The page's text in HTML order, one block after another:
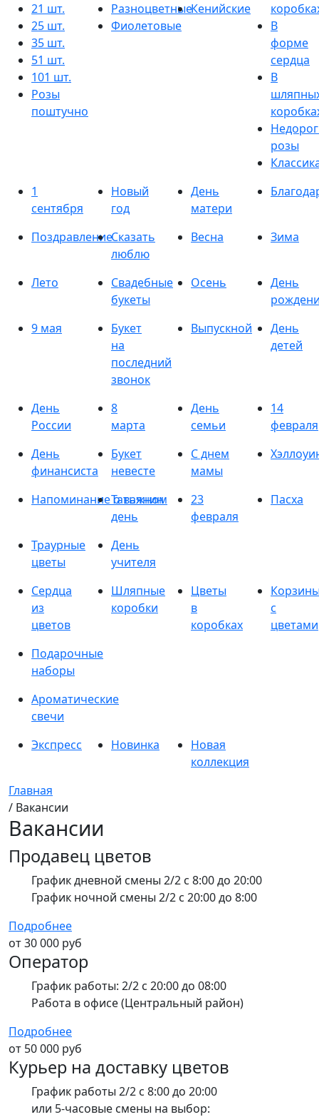
21 шт.
25 шт.
35 шт.
51 шт.
101 шт.
Розы
поштучно
Разноцветные
Фиолетовые
Кенийские
В
форме
сердца
В
розы
1
сентября
Новый
год
День
матери
ПоздравлениеСказать
люблю
Весна Зима
Лето
Свадебные
букеты
Осень
День
9 мая
Букет
на
последний
звонок
Выпускной
День
детей
День
России
8
марта
День
семьи
14
февраля
День
финансиста
Букет
невесте
С днем
мамы
Напоминание о важном
Татьянин
день
23
февраля
Пасха
Траурные
цветы
День
учителя
Сердца
из
цветов
Шляпные
коробки
Цветы
в
коробках
с
цветами
Подарочные
наборы
Ароматические
свечи
Экспресс
Новинка
Новая
коллекция
Главная
/ Вакансии
Вакансии
Продавец цветов
График дневной смены 2/2 с 8:00 до 20:00
График ночной смены 2/2 с 20:00 до 8:00
Подробнее
от 30 000 руб
Оператор
График работы: 2/2 с 20:00 до 08:00
Работа в офисе (Центральный район)
Подробнее
от 50 000 руб
Курьер на доставку цветов
График работы 2/2 с 8:00 до 20:00
или 5-часовые смены на выбор: